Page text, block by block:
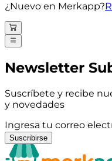
¿Nuevo en Merkapp?
Newsletter
Suscríbete y recibe
y novedades
Ingresa tu correo
Suscribirse